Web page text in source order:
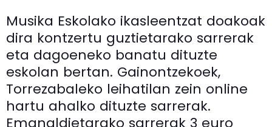
Musika Eskolako ikasleentzat doakoak
dira kontzertu guztietarako sarrerak
eta dagoeneko banatu dituzte
eskolan bertan. Gainontzekoek,
Torrezabaleko leihatilan zein online
hartu ahalko dituzte sarrerak.
Emanaldietarako sarrerak 3 euro